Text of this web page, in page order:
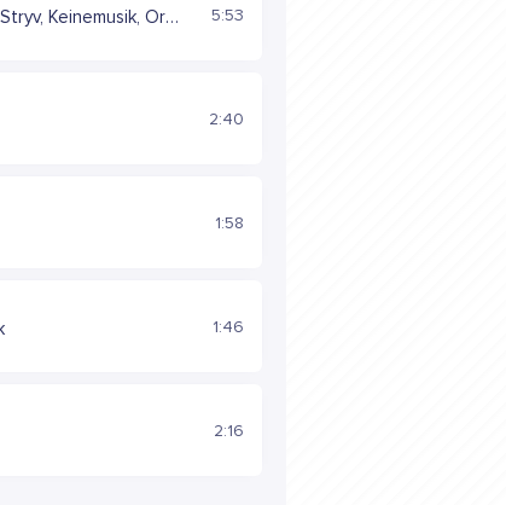
Adam Port, Stryv, Keinemusik, Orso, Malachiii 5:53
2:40
1:58
1:46
2:16